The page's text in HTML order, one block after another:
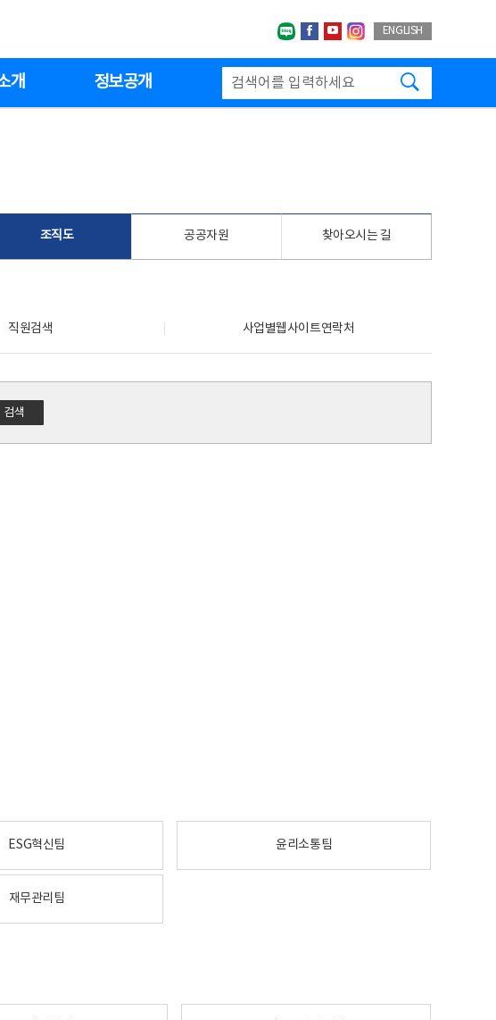
네이버블로그
페이스북
유투브인스타그랩
ENGLISH
개 정보공개
조직도 공공자원 찾아오시는 길
직원검색 사업별웹사이트연락처
검색
ESG혁신팀 윤리소통팀
재무관리팀